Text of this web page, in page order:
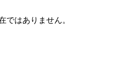
ではありません。